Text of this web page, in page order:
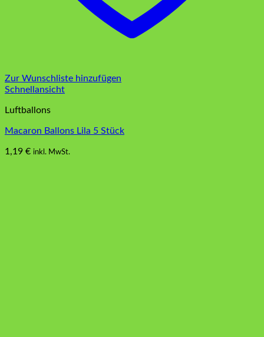
Zur Wunschliste hinzufügen
Schnellansicht
Luftballons
Macaron Ballons Lila 5 Stück
1,19 € inkl. MwSt.